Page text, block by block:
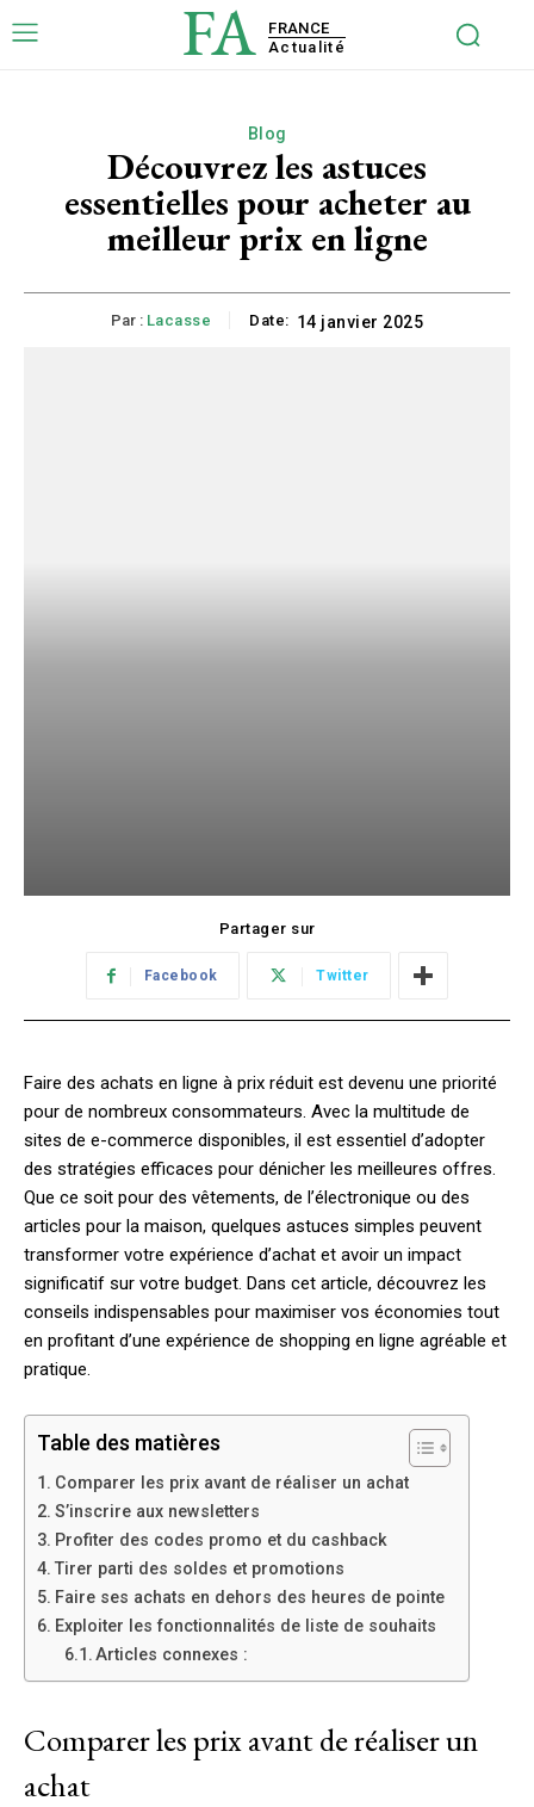
FA
FRANCE
Actualité
Blog
Découvrez les astuces
essentielles pour acheter au
meilleur prix en ligne
Par : Lacasse Date: 14 janvier 2025
Partager sur
Facebook Twitter
Faire des achats en ligne à prix réduit est devenu une priorité
pour de nombreux consommateurs. Avec la multitude de
sites de e-commerce disponibles, il est essentiel d’adopter
des stratégies efficaces pour dénicher les meilleures offres.
Que ce soit pour des vêtements, de l’électronique ou des
articles pour la maison, quelques astuces simples peuvent
transformer votre expérience d’achat et avoir un impact
significatif sur votre budget. Dans cet article, découvrez les
conseils indispensables pour maximiser vos économies tout
en profitant d’une expérience de shopping en ligne agréable et
pratique.
Table des matières
Comparer les prix avant de réaliser un achat
S’inscrire aux newsletters
Profiter des codes promo et du cashback
Tirer parti des soldes et promotions
Faire ses achats en dehors des heures de pointe
Exploiter les fonctionnalités de liste de souhaits
Articles connexes :
Comparer les prix avant de réaliser un
achat